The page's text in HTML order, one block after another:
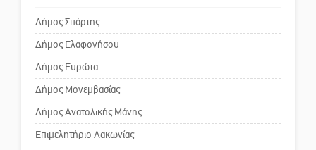
για τη λειτουργία του ΚΑΠΗ
Το δικό σας σχόλιο: Παράδειγμα
κοινωνικής αναισθησίας
Δήμος Σπάρτης
Δήμος Ελαφονήσου
Δήμος Ευρώτα
Δήμος Μονεμβασίας
Δήμος Ανατολικής Μάνης
Επιμελητήριο Λακωνίας